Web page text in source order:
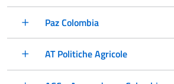
Paz Colombia
AT Politiche Agricole